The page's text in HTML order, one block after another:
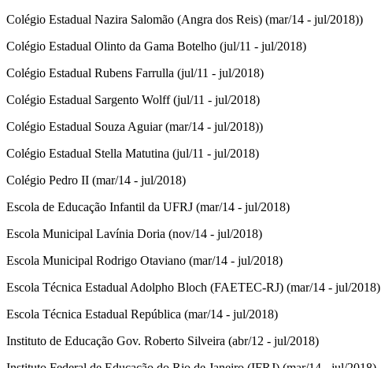
Colégio Estadual Nazira Salomão (Angra dos Reis) (mar/14 - jul/2018))
Colégio Estadual Olinto da Gama Botelho (jul/11 - jul/2018)
Colégio Estadual Rubens Farrulla (jul/11 - jul/2018)
Colégio Estadual Sargento Wolff (jul/11 - jul/2018)
Colégio Estadual Souza Aguiar (mar/14 - jul/2018))
Colégio Estadual Stella Matutina (jul/11 - jul/2018)
Colégio Pedro II (mar/14 - jul/2018)
Escola de Educação Infantil da UFRJ (mar/14 - jul/2018)
Escola Municipal Lavínia Doria (nov/14 - jul/2018)
Escola Municipal Rodrigo Otaviano (mar/14 - jul/2018)
Escola Técnica Estadual Adolpho Bloch (FAETEC-RJ) (mar/14 - jul/2018)
Escola Técnica Estadual República (mar/14 - jul/2018)
Instituto de Educação Gov. Roberto Silveira (abr/12 - jul/2018)